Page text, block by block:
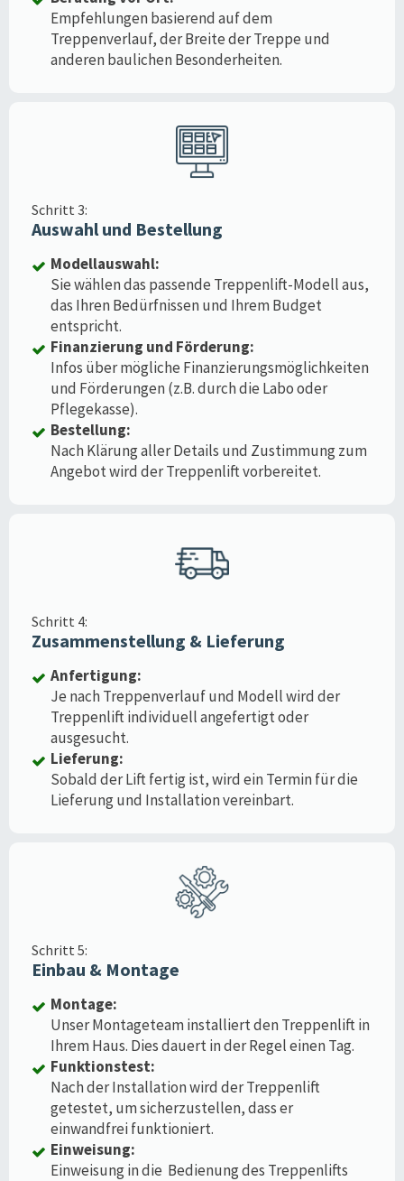
Empfehlungen basierend auf dem
Treppenverlauf, der Breite der Treppe und
anderen baulichen Besonderheiten.
Schritt 3:
Auswahl und Bestellung
Modellauswahl:
Sie wählen das passende Treppenlift-Modell aus,
das Ihren Bedürfnissen und Ihrem Budget
entspricht.
Finanzierung und Förderung:
Infos über mögliche Finanzierungsmöglichkeiten
und Förderungen (z.B. durch die Labo oder
Pflegekasse).
Bestellung:
Nach Klärung aller Details und Zustimmung zum
Angebot wird der Treppenlift vorbereitet.
Schritt 4:
Zusammenstellung & Lieferung
Anfertigung:
Je nach Treppenverlauf und Modell wird der
Treppenlift individuell angefertigt oder
ausgesucht.
Lieferung:
Sobald der Lift fertig ist, wird ein Termin für die
Lieferung und Installation vereinbart.
Schritt 5:
Einbau & Montage
Montage:
Unser Montageteam installiert den Treppenlift in
Ihrem Haus. Dies dauert in der Regel einen Tag.
Funktionstest:
Nach der Installation wird der Treppenlift
getestet, um sicherzustellen, dass er
einwandfrei funktioniert.
Einweisung:
Einweisung in die Bedienung des Treppenlifts